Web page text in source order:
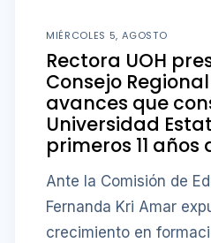
MIÉRCOLES 5, AGOSTO
Rectora UOH
Consejo
avances que
Universidad
primeros 11 años
Ante la Comisión de
Fernanda Kri Amar
crecimiento en